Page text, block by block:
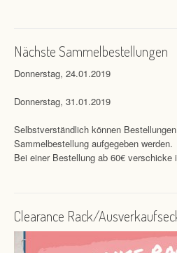
Nächste Sammelbestellungen
Donnerstag, 24.01.2019
Donnerstag, 31.01.2019
Selbstverständlich können
Sammelbestellung aufgegeben werden.
Bei einer Bestellung ab 60€ verschicke
Clearance Rack/